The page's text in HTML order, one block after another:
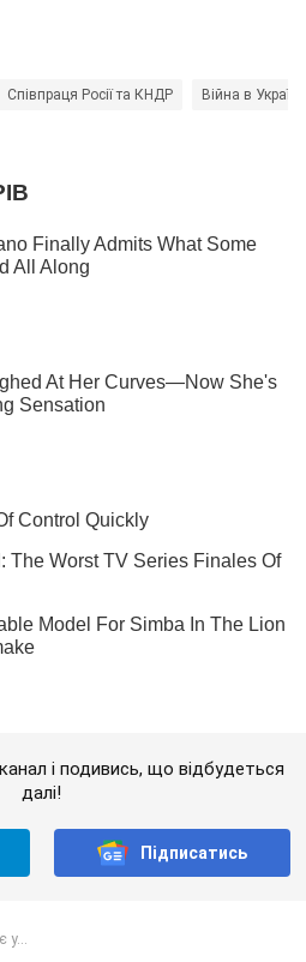
Співпраця Росії та КНДР Війна в Україні
і подивись, що відбудеться
далі!
Підписатись
у...